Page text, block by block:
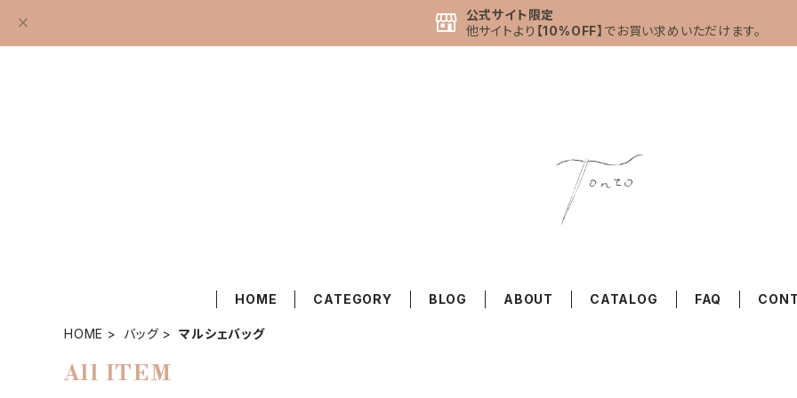
公式サイト限定
他サイトより 【10%OFF】 でお買い求めいただけます。
HOME CATEGORY BLOG ABOUT CATALOG FAQ
HOME バッグ マルシェバッグ
All ITEM